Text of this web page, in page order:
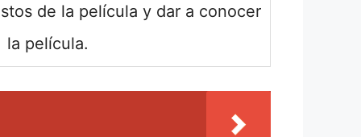
de la película y dar a conocer
la película.